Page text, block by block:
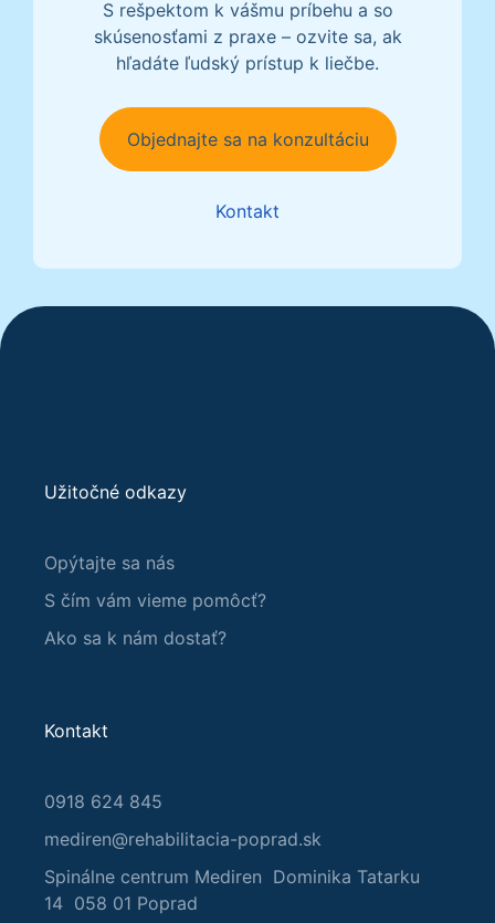
S rešpektom k vášmu príbehu a so
skúsenosťami z praxe – ozvite sa, ak
hľadáte ľudský prístup k liečbe.
Objednajte sa na konzultáciu
Kontakt
Užitočné odkazy
Opýtajte sa nás
S čím vám vieme pomôcť?
Ako sa k nám dostať?
Kontakt
0918 624 845
mediren@rehabilitacia-poprad.sk
Spinálne centrum Mediren Dominika Tatarku
14 058 01 Poprad